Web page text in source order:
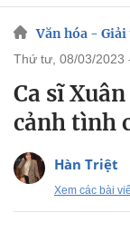
Văn hóa -
thứ tư, 08/03/2023
Ca sĩ
cảnh tình
Hàn Triệt
Xem các bài